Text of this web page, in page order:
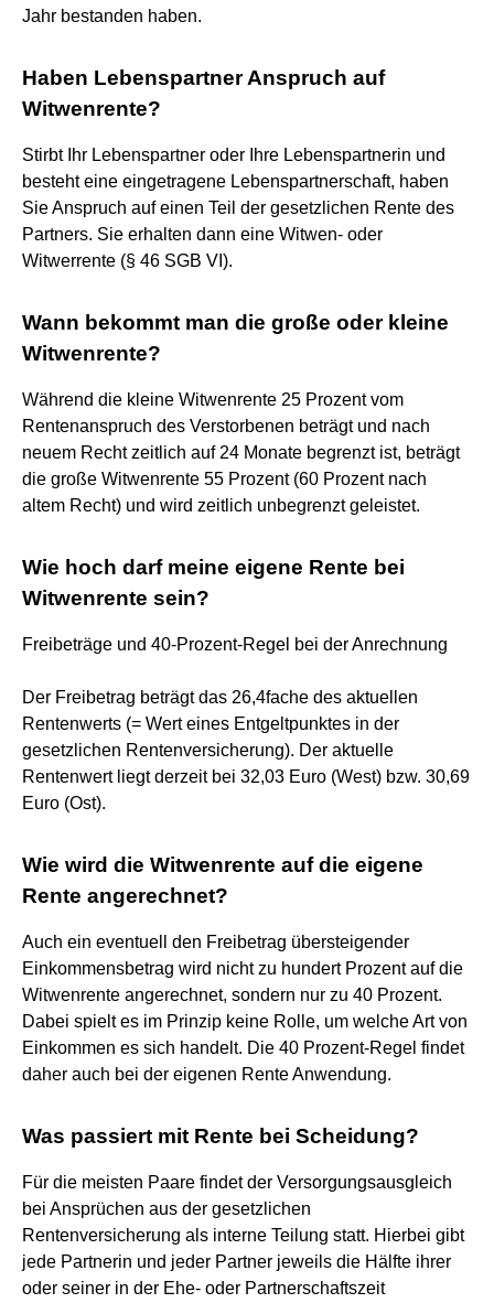
Jahr bestanden haben.
Haben Lebenspartner Anspruch auf
Witwenrente?
Stirbt Ihr Lebenspartner oder Ihre Lebenspartnerin und
besteht eine eingetragene Lebenspartnerschaft, haben
Sie Anspruch auf einen Teil der gesetzlichen Rente des
Partners. Sie erhalten dann eine Witwen- oder
Witwerrente (§ 46 SGB VI).
Wann bekommt man die große oder kleine
Witwenrente?
Während die kleine Witwenrente 25 Prozent vom
Rentenanspruch des Verstorbenen beträgt und nach
neuem Recht zeitlich auf 24 Monate begrenzt ist, beträgt
die große Witwenrente 55 Prozent (60 Prozent nach
altem Recht) und wird zeitlich unbegrenzt geleistet.
Wie hoch darf meine eigene Rente bei
Witwenrente sein?
Freibeträge und 40-Prozent-Regel bei der Anrechnung
Der Freibetrag beträgt das 26,4fache des aktuellen
Rentenwerts (= Wert eines Entgeltpunktes in der
gesetzlichen Rentenversicherung). Der aktuelle
Rentenwert liegt derzeit bei 32,03 Euro (West) bzw. 30,69
Euro (Ost).
Wie wird die Witwenrente auf die eigene
Rente angerechnet?
Auch ein eventuell den Freibetrag übersteigender
Einkommensbetrag wird nicht zu hundert Prozent auf die
Witwenrente angerechnet, sondern nur zu 40 Prozent.
Dabei spielt es im Prinzip keine Rolle, um welche Art von
Einkommen es sich handelt. Die 40 Prozent-Regel findet
daher auch bei der eigenen Rente Anwendung.
Was passiert mit Rente bei Scheidung?
Für die meisten Paare findet der Versorgungsausgleich
bei Ansprüchen aus der gesetzlichen
Rentenversicherung als interne Teilung statt. Hierbei gibt
jede Partnerin und jeder Partner jeweils die Hälfte ihrer
oder seiner in der Ehe- oder Partnerschaftszeit